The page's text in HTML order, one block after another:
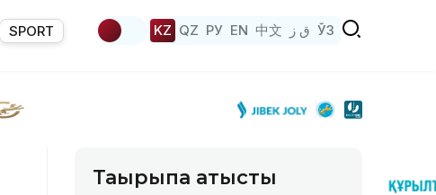
SPORT KZ QZ РУ EN 中文 ق ز ЎЗ
Тақырыпқа қатысты